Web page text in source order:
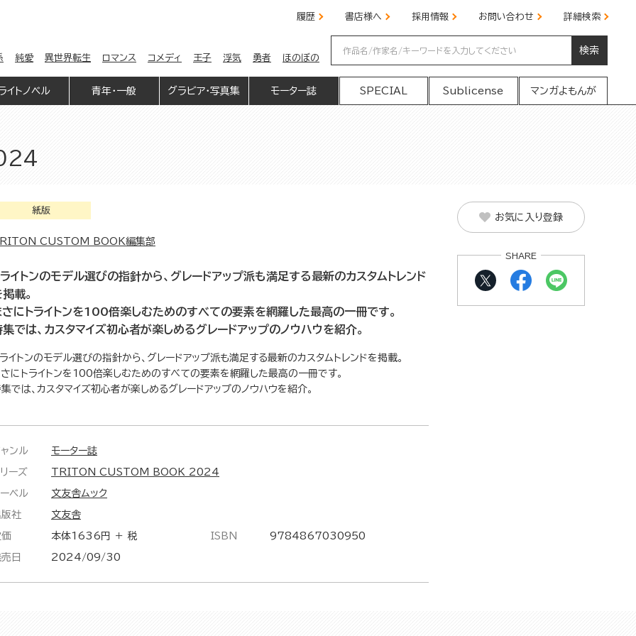
履歴 書店様へ 採用情報 お問い合わせ 詳細検索
純愛 異世界転生 ロマンス コメディ 王子 浮気 勇者 ほのぼの
検索
イトノベル 青年・一般 グラビア・写真集 モーター誌 SPECIAL Sublicense マンガよもんが
紙版
CUSTOM BOOK編集部
ライトンのモデル選びの指針から、グレードアップ派も満足する最新のカスタムトレンド
載。
さにトライトンを100倍楽しむためのすべての要素を網羅した最高の一冊です。
集では、カスタマイズ初心者が楽しめるグレードアップのノウハウを紹介。
イトンのモデル選びの指針から、グレードアップ派も満足する最新のカスタムトレンドを掲載。
にトライトンを100倍楽しむためのすべての要素を網羅した最高の一冊です。
では、カスタマイズ初心者が楽しめるグレードアップのノウハウを紹介。
ンル モーター誌
ーズ TRITON CUSTOM BOOK 2024
ベル 文友舎ムック
社 文友舎
本体1636円 ＋ 税
日 2024/09/30
ISBN 9784867030950
お気に入り登録
SHARE